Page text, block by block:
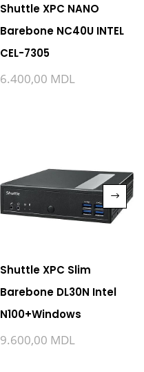
Shuttle XPC NANO
Barebone NC40U INTEL
CEL-7305
6.400,00 MDL
Shuttle XPC Slim
Barebone DL30N Intel
N100+Windows
9.600,00 MDL